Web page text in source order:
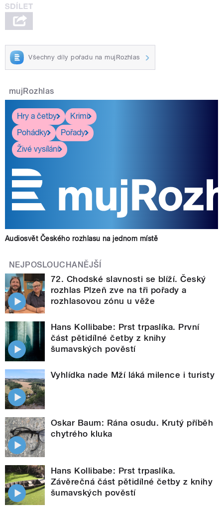
Všechny díly pořadu na mujRozhlas
mujRozhlas
Hry a četby
Krimi
Pohádky
Pořady
Živé vysílání
Audiosvět Českého rozhlasu na jednom místě
NEJPOSLOUCHANĚJŠÍ
72. Chodské slavnosti se blíží. Český
rozhlas Plzeň zve na tři pořady a
rozhlasovou zónu u věže
Hans Kollibabe: Prst trpaslíka. První
část pětidílné četby z knihy
šumavských pověstí
Vyhlídka nade Mží láká milence i turisty
Oskar Baum: Rána osudu. Krutý příběh
chytrého kluka
Hans Kollibabe: Prst trpaslíka.
Závěrečná část pětidílné četby z knihy
šumavských pověstí